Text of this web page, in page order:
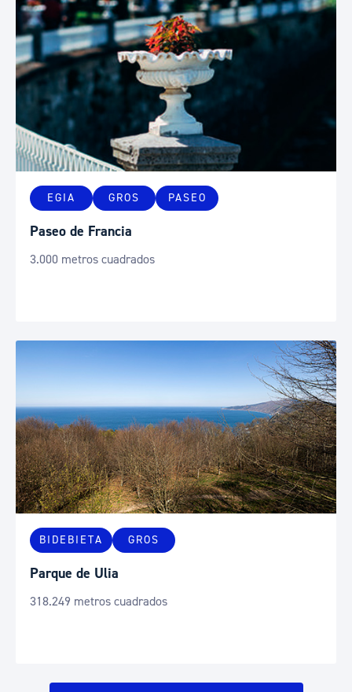
EGIA GROS PASEO
Paseo de Francia
3.000 metros cuadrados
BIDEBIETA GROS
Parque de Ulia
318.249 metros cuadrados